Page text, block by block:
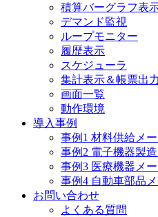
積算バーグラフ表
デマンド監視
ループモニター
履歴表示
スケジューラ
集計表示＆帳票出力
画面一覧
動作環境
導入事例
事例1 材料供給メ
事例2 電子機器製
事例3 医療機器メ
事例4 自動車部品
お問い合わせ
よくある質問